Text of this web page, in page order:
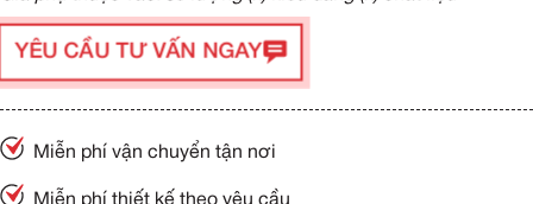
YÊU CẦU TƯ VẤN NGAY
Miễn phí vận chuyển tận nơi
Miễn phí thiết kế theo yêu cầu